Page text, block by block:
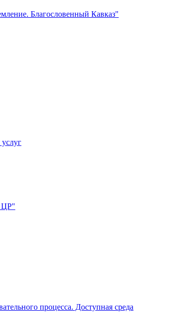
Благословенный Кавказ"
ЦР"
процесса. Доступная среда